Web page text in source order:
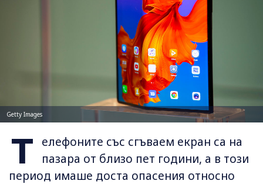
Getty Images
Т
елефоните със сгъваем екран са на
пазара от близо пет години, а в този
период имаше доста опасения относно